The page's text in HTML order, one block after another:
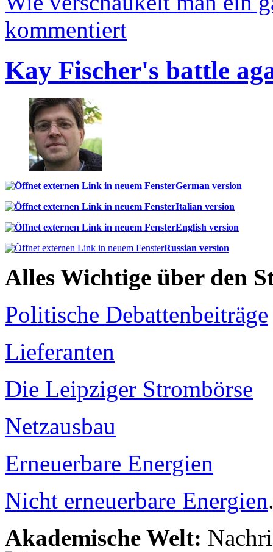
kommentiert
Kay Fischer's battle
German version
Italian version
English version
Russian version
Alles Wichtige über den
Politische Debattenbeiträge
Lieferanten
Die Leipziger Strombörse
Netzausbau
Erneuerbare Energien
Nicht erneuerbare Energien
Akademische Welt: